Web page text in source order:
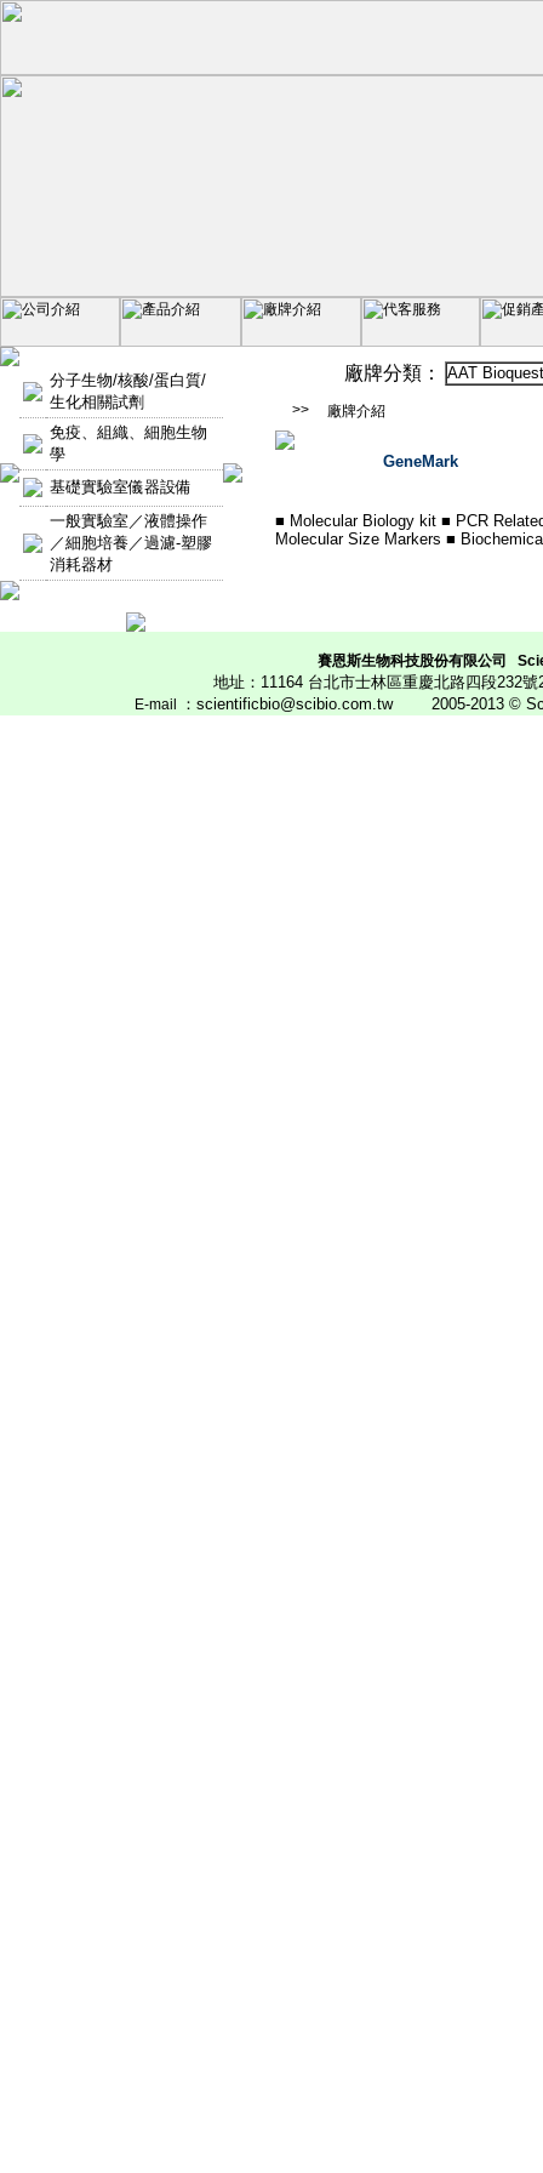
分子生物/核酸/蛋白質/
生化相關試劑
免疫、組織、細胞生物
學
基礎實驗室儀器設備
一般實驗室／液體操作
／細胞培養／過濾-塑膠
消耗器材
廠牌分類： AAT Bioquest
>> 廠牌介紹
GeneMark
■ Molecular Biology kit ■ PCR
Molecular Size Markers ■
賽恩斯生物科技股份有限公司
地址：11164 台北市士林區重慶北路四段
E-mail ：scientificbio@scibio.com.tw 2005-2013 ©